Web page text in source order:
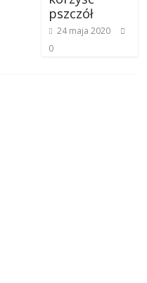
pszczół
24 maja 2020
0